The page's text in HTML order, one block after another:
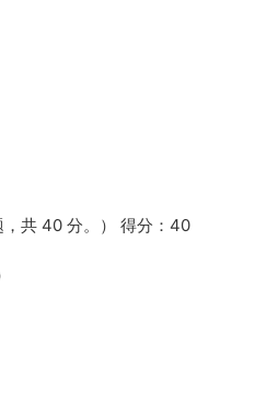
共 40 分。） 得分：40